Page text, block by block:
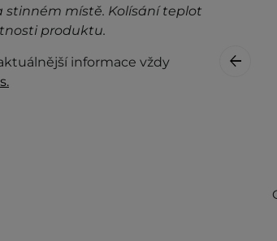
místě. Kolísání teplot
produktu.
informace vždy